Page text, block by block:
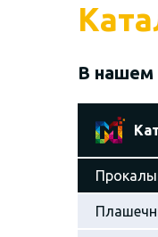
В нашем